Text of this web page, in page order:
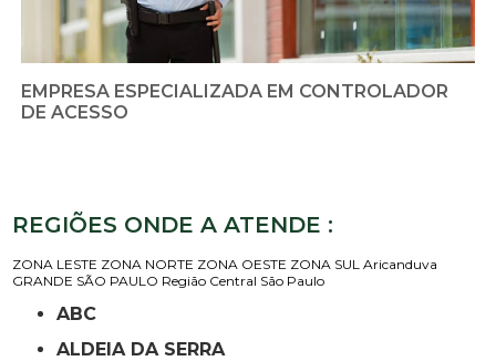
EMPRESA ESPECIALIZADA EM CONTROLADOR
DE ACESSO
REGIÕES ONDE A ATENDE :
ZONA LESTE ZONA NORTE ZONA OESTE ZONA SUL Aricanduva
GRANDE SÃO PAULO Região Central São Paulo
ABC
ALDEIA DA SERRA